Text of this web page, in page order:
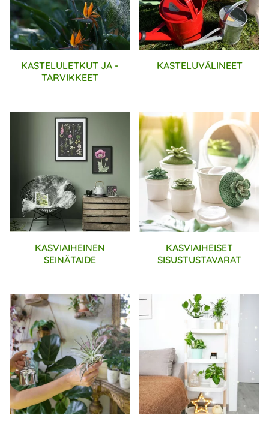
KASTELULETKUT JA -
TARVIKKEET
KASTELUVÄLINEET
KASVIAIHEINEN
SEINÄTAIDE
KASVIAIHEISET
SISUSTUSTAVARAT